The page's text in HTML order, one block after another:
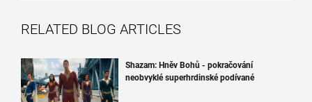
RELATED BLOG ARTICLES
Shazam: Hněv Bohů - pokračování
neobvyklé superhrdinské podívané